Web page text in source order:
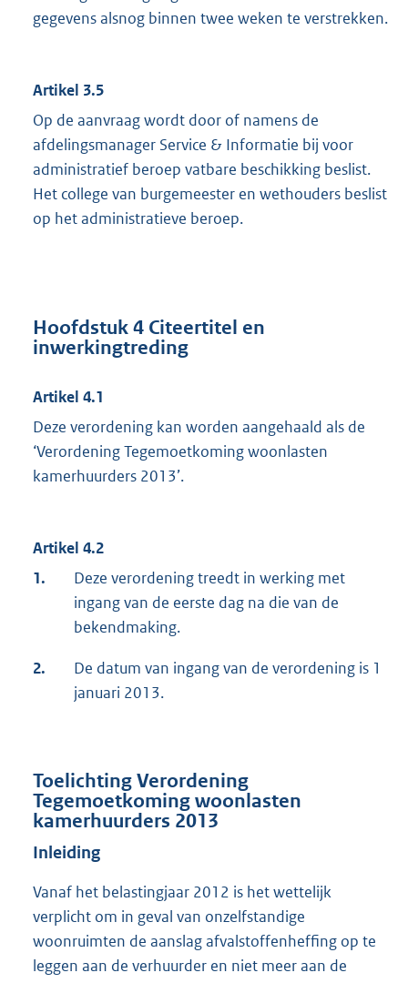
gegevens alsnog binnen twee weken te verstrekken.
Artikel 3.5
Op de aanvraag wordt door of namens de
afdelingsmanager Service & Informatie bij voor
administratief beroep vatbare beschikking beslist.
Het college van burgemeester en wethouders beslist
op het administratieve beroep.
Hoofdstuk 4 Citeertitel en
inwerkingtreding
Artikel 4.1
Deze verordening kan worden aangehaald als de
‘Verordening Tegemoetkoming woonlasten
kamerhuurders 2013’.
Artikel 4.2
1.
Deze verordening treedt in werking met
ingang van de eerste dag na die van de
bekendmaking.
2.
De datum van ingang van de verordening is 1
januari 2013.
Toelichting Verordening
Tegemoetkoming woonlasten
kamerhuurders 2013
Inleiding
Vanaf het belastingjaar 2012 is het wettelijk
verplicht om in geval van onzelfstandige
woonruimten de aanslag afvalstoffenheffing op te
leggen aan de verhuurder en niet meer aan de